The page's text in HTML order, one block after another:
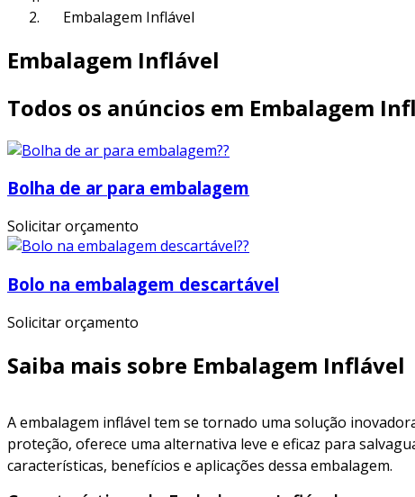
Embalagem Inflável
Embalagem Inflável
Todos os anúncios em Embalagem
Bolha de ar para embalagem
Solicitar orçamento
Bolo na embalagem descartável
Solicitar orçamento
Saiba mais sobre Embalagem Inflável
A embalagem inflável tem se tornado uma solução
proteção, oferece uma alternativa leve e eficaz para
características, benefícios e aplicações dessa embalagem.